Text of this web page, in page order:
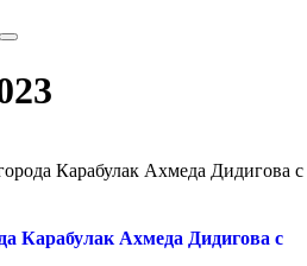
Карабулак Ахмеда Дидигова с
Карабулак Ахмеда Дидигова с